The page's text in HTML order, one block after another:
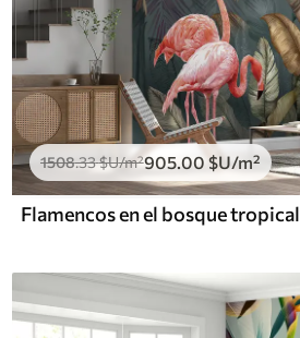
1508.33$U/m²905.00 $U/m²
Flamencos en el bosque tropical